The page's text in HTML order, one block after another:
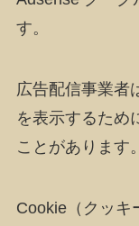
す。
広告配信事業者
を表示するため
ことがあります。
Cookie（クッキ